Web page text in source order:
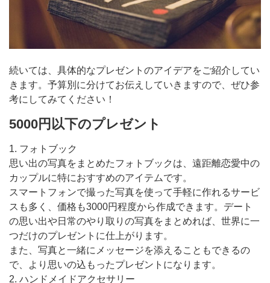
続いては、具体的なプレゼントのアイデアをご紹介してい
きます。予算別に分けてお伝えしていきますので、ぜひ参
考にしてみてください！
5000円以下のプレゼント
1. フォトブック
思い出の写真をまとめたフォトブックは、遠距離恋愛中の
カップルに特におすすめのアイテムです。
スマートフォンで撮った写真を使って手軽に作れるサービ
スも多く、価格も3000円程度から作成できます。デート
の思い出や日常のやり取りの写真をまとめれば、世界に一
つだけのプレゼントに仕上がります。
また、写真と一緒にメッセージを添えることもできるの
で、より思いの込もったプレゼントになります。
2. ハンドメイドアクセサリー